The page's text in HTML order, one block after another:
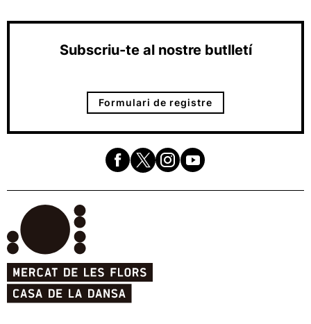
Subscriu-te al nostre butlletí
Formulari de registre